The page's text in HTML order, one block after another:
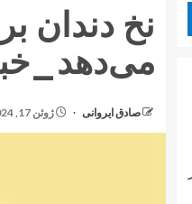
نخ دندان
صادق ایروانی ژوئن 17, 2024